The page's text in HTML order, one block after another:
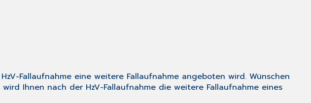
Fallaufnahme eine weitere Fallaufnahme angeboten wird. Wünschen
wird Ihnen nach der HzV-Fallaufnahme die weitere Fallaufnahme eines